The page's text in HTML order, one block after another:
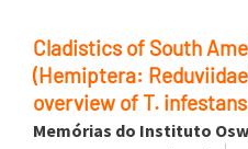
Cladistics of South
(Hemiptera:
overview of T.
Memórias do Instituto